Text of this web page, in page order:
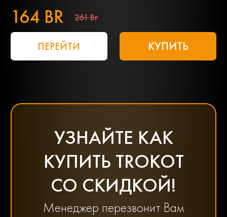
164 BR 261 Br
ПЕРЕЙТИ КУПИТЬ
УЗНАЙТЕ КАК
КУПИТЬ TROKOT
СО СКИДКОЙ!
Менеджер перезвонит Вам